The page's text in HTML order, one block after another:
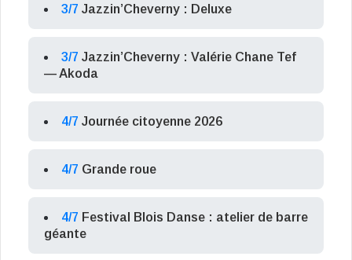
3/7 Jazzin’Cheverny : Deluxe
3/7 Jazzin’Cheverny : Valérie Chane Tef
— Akoda
4/7 Journée citoyenne 2026
4/7 Grande roue
4/7 Festival Blois Danse : atelier de barre
géante